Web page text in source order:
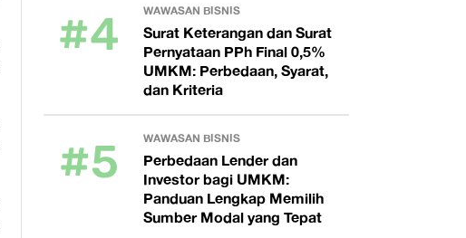
#4 WAWASAN BISNIS
Surat Keterangan dan Surat
Pernyataan PPh Final 0,5%
UMKM: Perbedaan, Syarat,
dan Kriteria
#5 WAWASAN BISNIS
Perbedaan Lender dan
Investor bagi UMKM:
Panduan Lengkap Memilih
Sumber Modal yang Tepat